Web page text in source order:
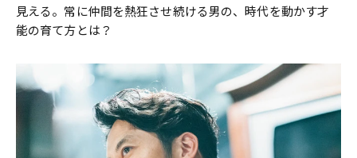
見える。常に仲間を熱狂させ続ける男の、時代を動かす才
能の育て方とは？